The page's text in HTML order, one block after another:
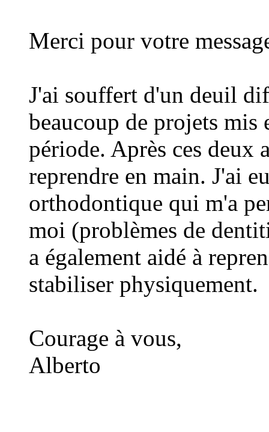
Merci pour votre
J'ai souffert d'un deuil
beaucoup de projets mis
période. Après ces deux
reprendre en main. J'ai
orthodontique qui m'a
moi (problèmes de
a également aidé à
stabiliser physiquement.
Courage à vous,
Alberto